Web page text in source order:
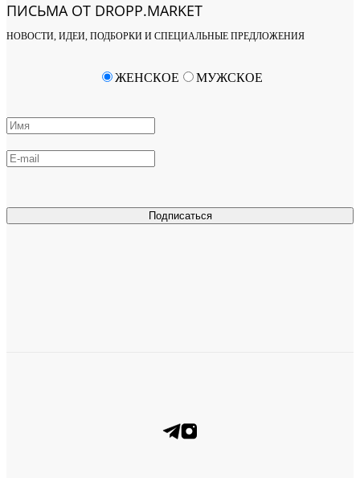
ПИСЬМА ОТ DROPP.MARKET
НОВОСТИ, ИДЕИ, ПОДБОРКИ И СПЕЦИАЛЬНЫЕ ПРЕДЛОЖЕНИЯ
Подписаться
ЖЕНСКОЕ МУЖСКОЕ